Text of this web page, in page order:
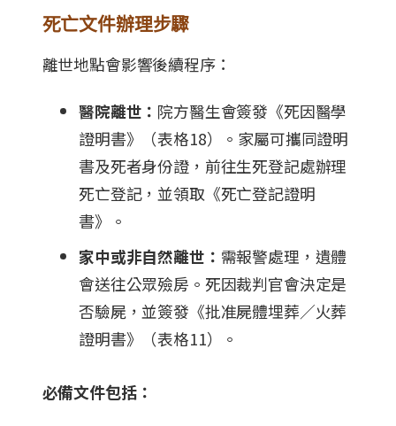
死亡文件辦理步驟
離世地點會影響後續程序：
醫院離世： 院方醫生會簽發《死因醫學
證明書》（表格18）。家屬可攜同證明
書及死者身份證，前往生死登記處辦理
死亡登記，並領取《死亡登記證明
書》。
家中或非自然離世： 需報警處理，遺體
會送往公眾殮房。死因裁判官會決定是
否驗屍，並簽發《批准屍體埋葬／火葬
證明書》（表格11）。
必備文件包括：